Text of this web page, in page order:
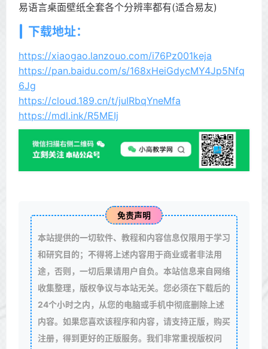
易语言桌面壁纸全套各个分辨率都有(适合易友)
下载地址：
https://xiaogao.lanzouo.com/i76Pz001keja
https://pan.baidu.com/s/168xHeiGdycMY4Jp5Nfq
6Jg
https://cloud.189.cn/t/juIRbqYneMfa
https://mdl.ink/R5MEIj
免责声明
本站提供的一切软件、教程和内容信息仅限用于学习
和研究目的；不得将上述内容用于商业或者非法用
途，否则，一切后果请用户自负。本站信息来自网络
收集整理，版权争议与本站无关。您必须在下载后的
24个小时之内，从您的电脑或手机中彻底删除上述
内容。如果您喜欢该程序和内容，请支持正版，购买
注册，得到更好的正版服务。我们非常重视版权问